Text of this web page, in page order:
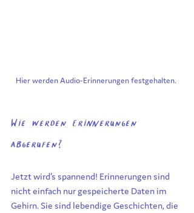
Hier werden Audio-Erinnerungen festgehalten.
Wie werden Erinnerungen
abgerufen?
Jetzt wird’s spannend! Erinnerungen sind
nicht einfach nur gespeicherte Daten im
Gehirn. Sie sind lebendige Geschichten, die